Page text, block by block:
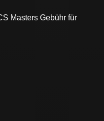
Masters Gebühr für